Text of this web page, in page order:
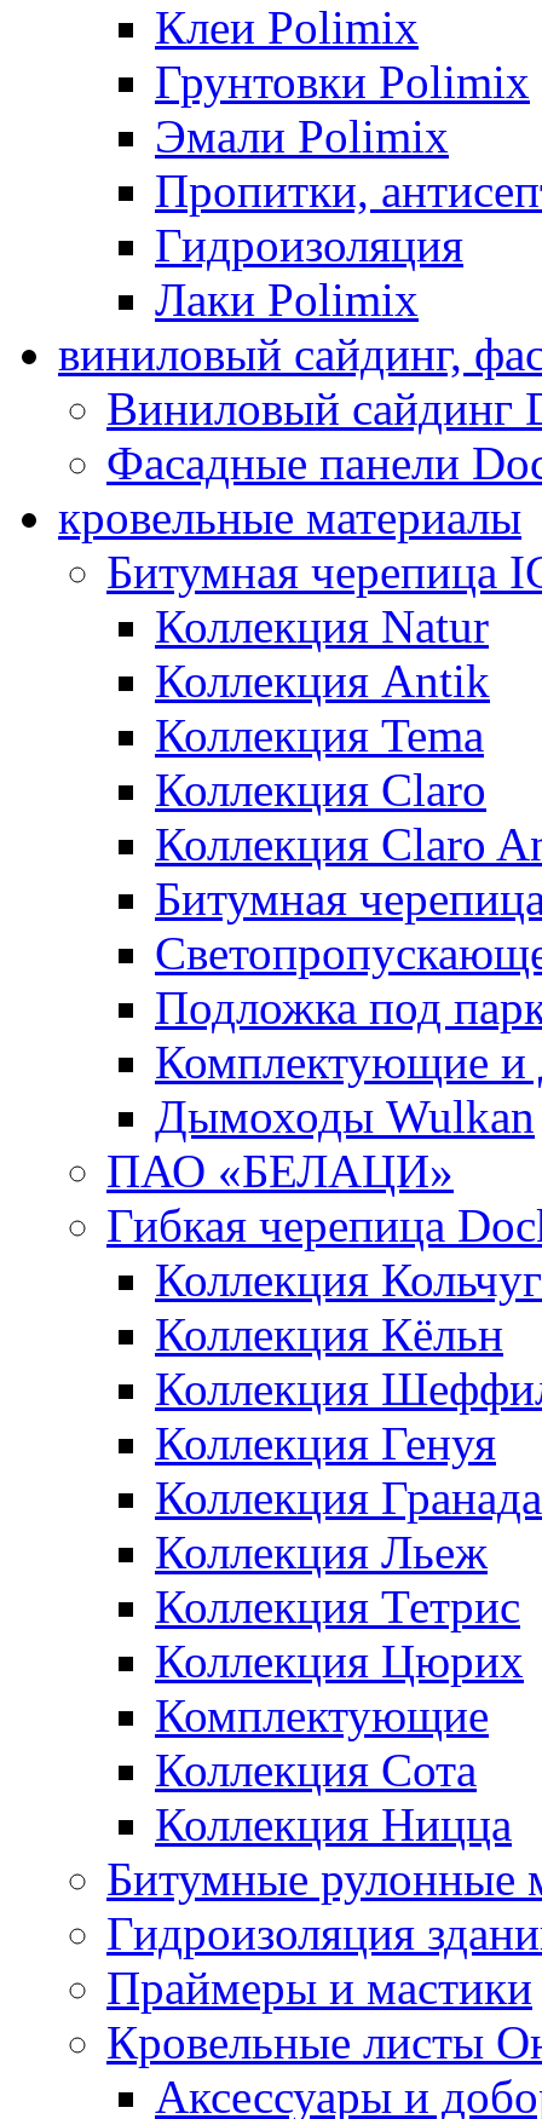
Клеи Polimix
Грунтовки Polimix
Эмали Polimix
Пропитки,
Гидроизоляция
Лаки Polimix
виниловый сайдинг,
Виниловый сайдинг
Фасадные панели
кровельные материалы
Битумная черепица
Коллекция Natur
Коллекция Antik
Коллекция Tema
Коллекция Claro
Коллекция Claro
Битумная
Подложка под
Комплектующие и
Дымоходы Wulkan
ПАО «БЕЛАЦИ»
Гибкая черепица
Коллекция
Коллекция Кёльн
Коллекция
Коллекция Генуя
Коллекция Гранада
Коллекция Льеж
Коллекция Тетрис
Коллекция Цюрих
Комплектующие
Коллекция Сота
Коллекция Ницца
Битумные рулонные
Гидроизоляция
Праймеры и мастики
Кровельные листы
Аксессуары и